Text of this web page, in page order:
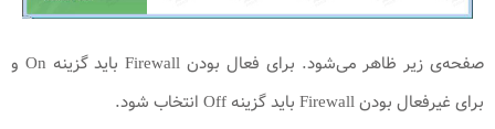
صفحه‌ی زیر ظاهر می‌شود. برای فعال بودن Firewall باید گزینه On و
برای غیرفعال بودن Firewall باید گزینه Off انتخاب شود.